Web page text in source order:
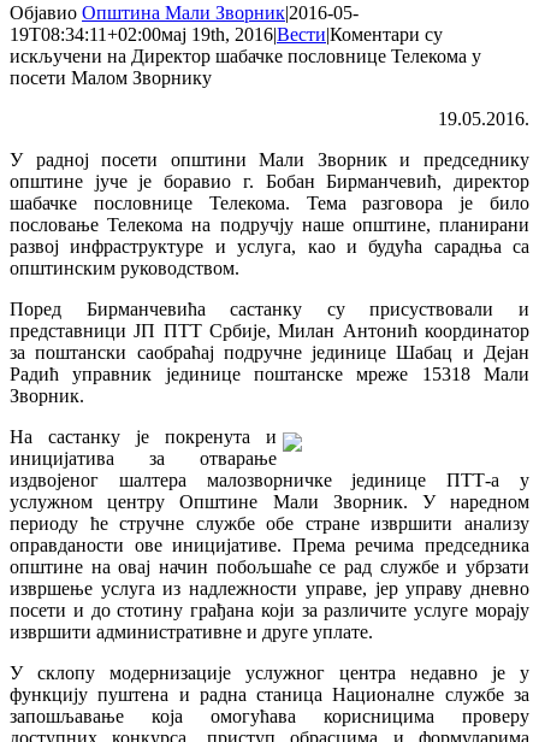
Објавио Општина Мали Зворник|2016-05-
19T08:34:11+02:00мај 19th, 2016|Вести|Коментари су
искључени на Директор шабачке пословнице Телекома у
посети Малом Зворнику
19.05.2016.
У радној посети општини Мали Зворник и председнику
општине јуче је боравио г. Бобан Бирманчевић, директор
шабачке пословнице Телекома. Тема разговора је било
пословање Телекома на подручју наше општине, планирани
развој инфраструктуре и услуга, као и будућа сарадња са
општинским руководством.
Поред Бирманчевића састанку су присуствовали и
представници ЈП ПТТ Србије, Милан Антонић координатор
за поштански саобраћај подручне јединице Шабац и Дејан
Радић управник јединице поштанске мреже 15318 Мали
Зворник.
На састанку је покренута и
иницијатива за отварање
издвојеног шалтера малозворничке јединице ПТТ-а у
услужном центру Општине Мали Зворник. У наредном
периоду ће стручне службе обе стране извршити анализу
оправданости ове иницијативе. Према речима председника
општине на овај начин побољшаће се рад службе и убрзати
извршење услуга из надлежности управе, јер управу дневно
посети и до стотину грађана који за различите услуге морају
извршити административне и друге уплате.
У склопу модернизације услужног центра недавно је у
функцију пуштена и радна станица Националне службе за
запошљавање која омогућава корисницима проверу
доступних конкурса, приступ обрасцима и формуларима